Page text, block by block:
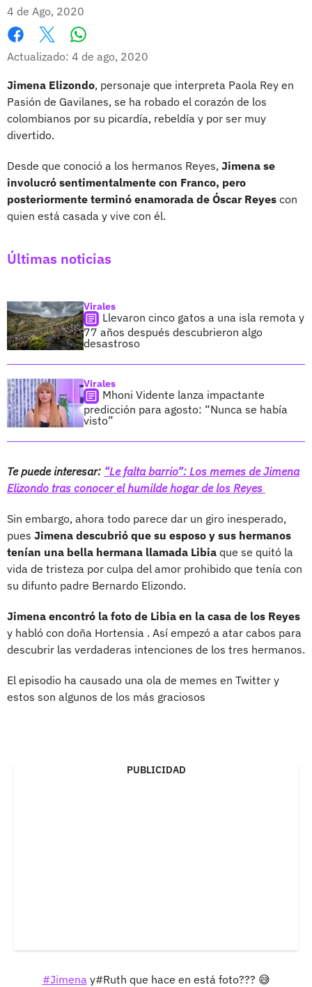
4 de Ago, 2020
Facebook
X
Actualizado: 4 de ago, 2020
Jimena Elizondo, personaje que interpreta Paola Rey en
Pasión de Gavilanes, se ha robado el corazón de los
colombianos por su picardía, rebeldía y por ser muy
divertido.
Desde que conoció a los hermanos Reyes, Jimena se
involucró sentimentalmente con Franco, pero
posteriormente terminó enamorada de Óscar Reyes con
quien está casada y vive con él.
Últimas noticias
Virales
Llevaron cinco gatos a una isla remota y
77 años después descubrieron algo
desastroso
Virales
Mhoni Vidente lanza impactante
predicción para agosto: “Nunca se había
visto”
Te puede interesar: “Le falta barrio”: Los memes de Jimena
Elizondo tras conocer el humilde hogar de los Reyes
Sin embargo, ahora todo parece dar un giro inesperado,
pues Jimena descubrió que su esposo y sus hermanos
tenían una bella hermana llamada Libia que se quitó la
vida de tristeza por culpa del amor prohibido que tenía con
su difunto padre Bernardo Elizondo.
Jimena encontró la foto de Libia en la casa de los Reyes
y habló con doña Hortensia . Así empezó a atar cabos para
descubrir las verdaderas intenciones de los tres hermanos.
El episodio ha causado una ola de memes en Twitter y
estos son algunos de los más graciosos
PUBLICIDAD
#Jimena y#Ruth que hace en está foto??? 😅